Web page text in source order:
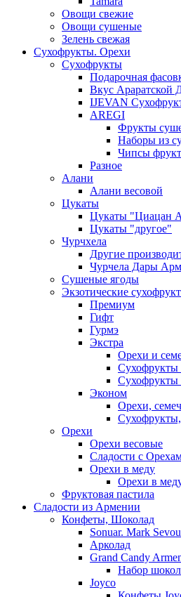
Овощи свежие
Овощи сушеные
Зелень свежая
Сухофрукты. Орехи
Сухофрукты
Подарочная
Вкус Араратской
IJEVAN
AREGI
Фрукты
Наборы из
Чипсы
Разное
Алани
Алани весовой
Цукаты
Цукаты "Циацан
Цукаты "другое"
Чурчхела
Другие
Чурчела Дары
Сушеные ягоды
Экзотические
Премиум
Гифт
Гурмэ
Экстра
Орехи и
Сухофрукты
Сухофрукты
Эконом
Орехи,
Орехи
Орехи весовые
Сладости с
Орехи в меду
Орехи в
Фруктовая пастила
Сладости из Армении
Конфеты, Шоколад
Sonuar. Mark
Арколад
Grand Candy
Набор
Joyco